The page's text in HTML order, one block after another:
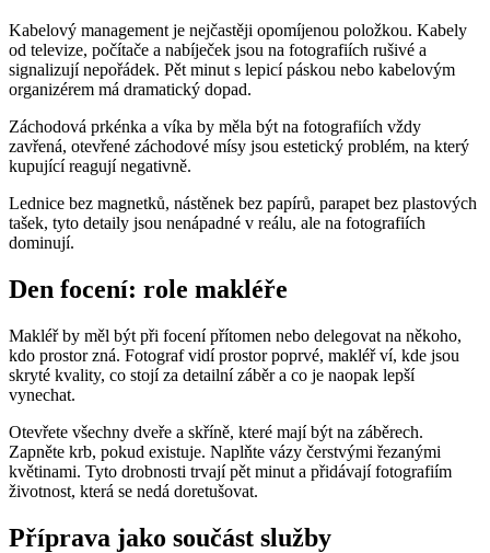
Kabelový management je nejčastěji opomíjenou položkou. Kabely
od televize, počítače a nabíječek jsou na fotografiích rušivé a
signalizují nepořádek. Pět minut s lepicí páskou nebo kabelovým
organizérem má dramatický dopad.
Záchodová prkénka a víka by měla být na fotografiích vždy
zavřená, otevřené záchodové mísy jsou estetický problém, na který
kupující reagují negativně.
Lednice bez magnetků, nástěnek bez papírů, parapet bez plastových
tašek, tyto detaily jsou nenápadné v reálu, ale na fotografiích
dominují.
Den focení: role makléře
Makléř by měl být při focení přítomen nebo delegovat na někoho,
kdo prostor zná. Fotograf vidí prostor poprvé, makléř ví, kde jsou
skryté kvality, co stojí za detailní záběr a co je naopak lepší
vynechat.
Otevřete všechny dveře a skříně, které mají být na záběrech.
Zapněte krb, pokud existuje. Naplňte vázy čerstvými řezanými
květinami. Tyto drobnosti trvají pět minut a přidávají fotografiím
životnost, která se nedá doretušovat.
Příprava jako součást služby